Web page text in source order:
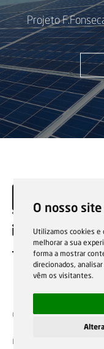
O nosso
Utilizamos cookies e
melhorar a sua
forma a mostrar
direcionados,
vêm os visitantes.
Projeto
Condições gerais de venda
F.Fonseca © Todos os